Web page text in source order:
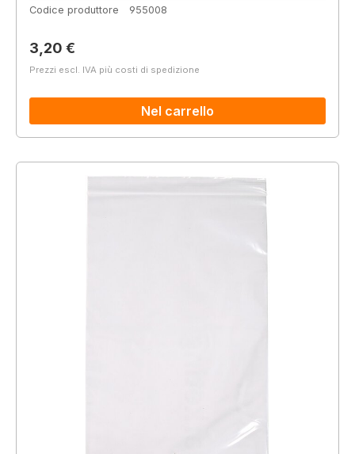
Codice produttore
955008
Prezzo normale:
3,20 €
Prezzi escl. IVA più costi di spedizione
Nel carrello